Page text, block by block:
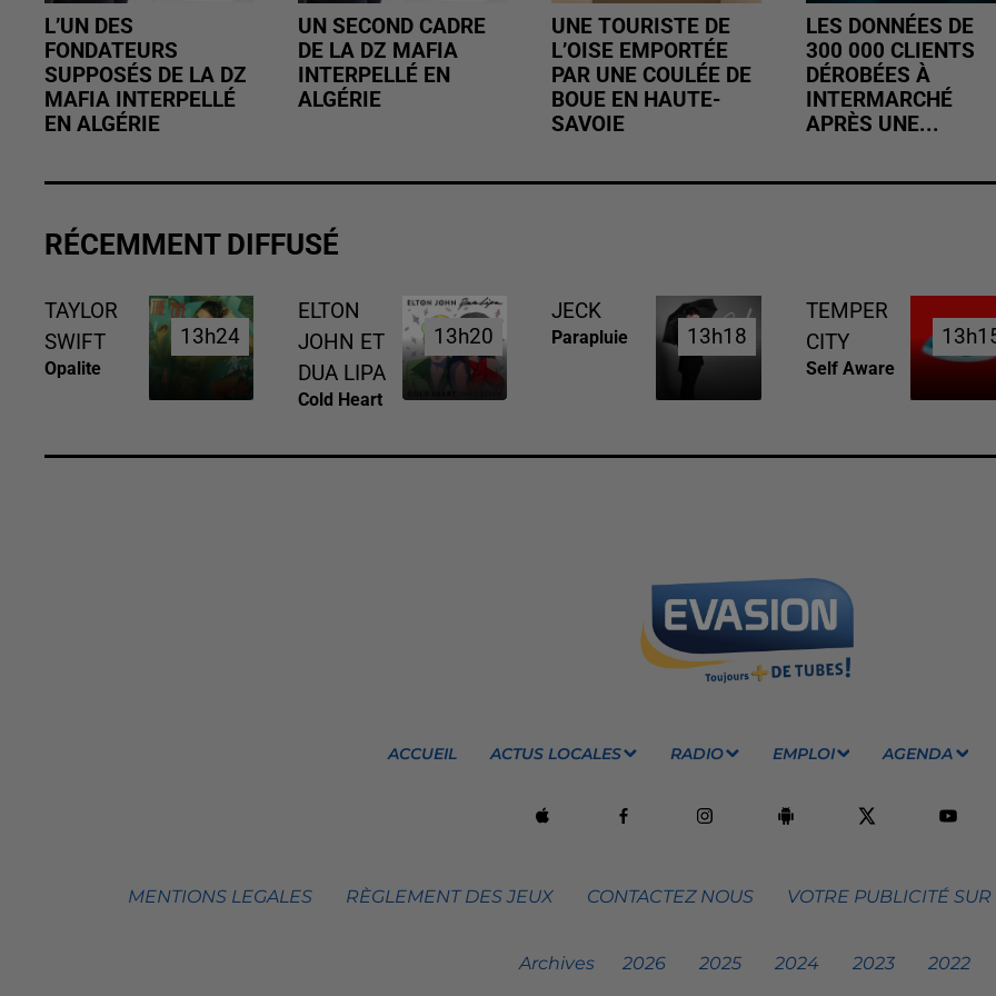
L’UN DES
FONDATEURS
SUPPOSÉS DE LA DZ
MAFIA INTERPELLÉ
EN ALGÉRIE
UN SECOND CADRE
DE LA DZ MAFIA
INTERPELLÉ EN
ALGÉRIE
UNE TOURISTE DE
L’OISE EMPORTÉE
PAR UNE COULÉE DE
BOUE EN HAUTE-
SAVOIE
LES DONNÉES DE
300 000 CLIENTS
DÉROBÉES À
INTERMARCHÉ
APRÈS UNE...
RÉCEMMENT DIFFUSÉ
TAYLOR
SWIFT
Opalite
13h24
13h24
ELTON
JOHN ET
DUA LIPA
Cold Heart
13h20
13h20
JECK
Parapluie 13h18
13h18
TEMPER
CITY
Self Aware
ACCUEIL ACTUS LOCALES RADIO EMPLOI AGENDA
MENTIONS LEGALES RÈGLEMENT DES JEUX CONTACTEZ NOUS VOTRE PUBLICITÉ
Archives 2026 2025 2024 2023 2022